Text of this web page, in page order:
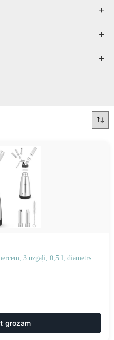
+
+
+
3 uzgaļi, 0,5 l, diametrs
grozam